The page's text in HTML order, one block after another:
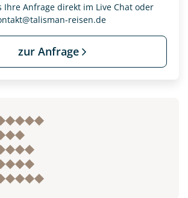
Ihre Anfrage direkt im Live Chat oder
reisen.de
zur Anfrage
und akzeptiert haben.